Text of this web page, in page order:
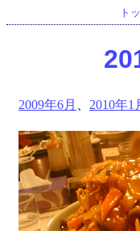
ト
2009年6月 2010年1